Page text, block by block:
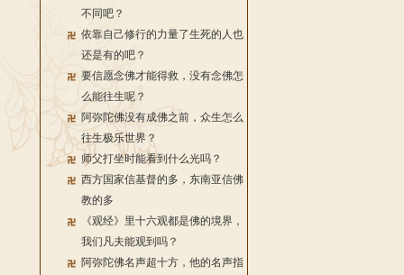
不同吧？
依靠自己修行的力量了生死的人也
还是有的吧？
要信愿念佛才能得救，没有念佛怎
么能往生呢？
阿弥陀佛没有成佛之前，众生怎么
往生极乐世界？
师父打坐时能看到什么光吗？
西方国家信基督的多，东南亚信佛
教的多
《观经》里十六观都是佛的境界，
我们凡夫能观到吗？
阿弥陀佛名声超十方，他的名声指